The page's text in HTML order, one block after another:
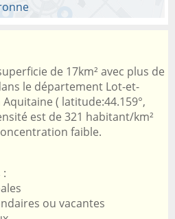
de 17km² avec plus de
le département Lot-et-
( latitude:44.159°,
est de 321 habitant/km²
faible.
ou vacantes